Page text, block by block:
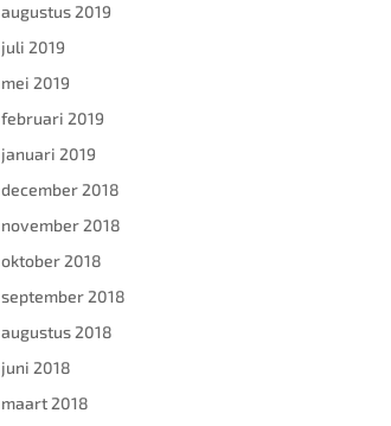
augustus 2019
juli 2019
mei 2019
februari 2019
januari 2019
december 2018
november 2018
oktober 2018
september 2018
augustus 2018
juni 2018
maart 2018